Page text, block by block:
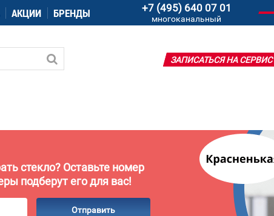
АКЦИИ БРЕНДЫ +7 (495) 640 07 01
многоканальный
ЗАПИСАТЬСЯ НА СЕРВИС
стекло? Оставьте номер
подберут его для вас!
Отправить